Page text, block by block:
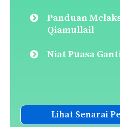
Panduan
Qiamullail
Niat Puasa
Lihat Senarai